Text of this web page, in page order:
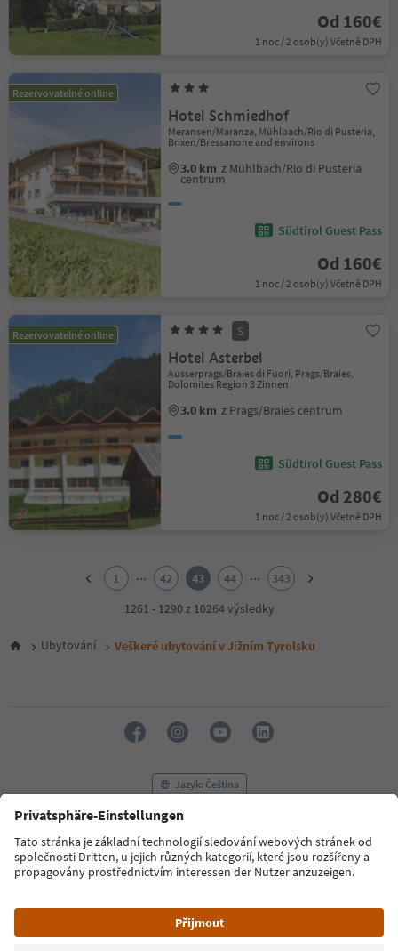
Od 160€
1 noc / 2 osob(y) Včetně DPH
Rezervovatelné online
Hotel Schmiedhof
Meransen/Maranza, Mühlbach/Rio di Pusteria,
Brixen/Bressanone and environs
3.0 km z Mühlbach/Rio di Pusteria
centrum
Südtirol Guest Pass
Od 160€
1 noc / 2 osob(y) Včetně DPH
Rezervovatelné online S
Hotel Asterbel
Ausserprags/Braies di Fuori, Prags/Braies,
Dolomites Region 3 Zinnen
3.0 km z Prags/Braies centrum
Südtirol Guest Pass
Od 280€
1 noc / 2 osob(y) Včetně DPH
6
16
17
18
19
21
1 ... 42 43 44 ...
343
1261 - 1290 z 10264 výsledky
Ubytování Veškeré ubytování v Jižním Tyrolsku
Jazyk: Čeština
FAQ Kontaktujte nás Tisk
MICE
Zásady ochrany osobních údajů
Podmínky a ujednání
Tiráž
Prohlášení o přístupnosti